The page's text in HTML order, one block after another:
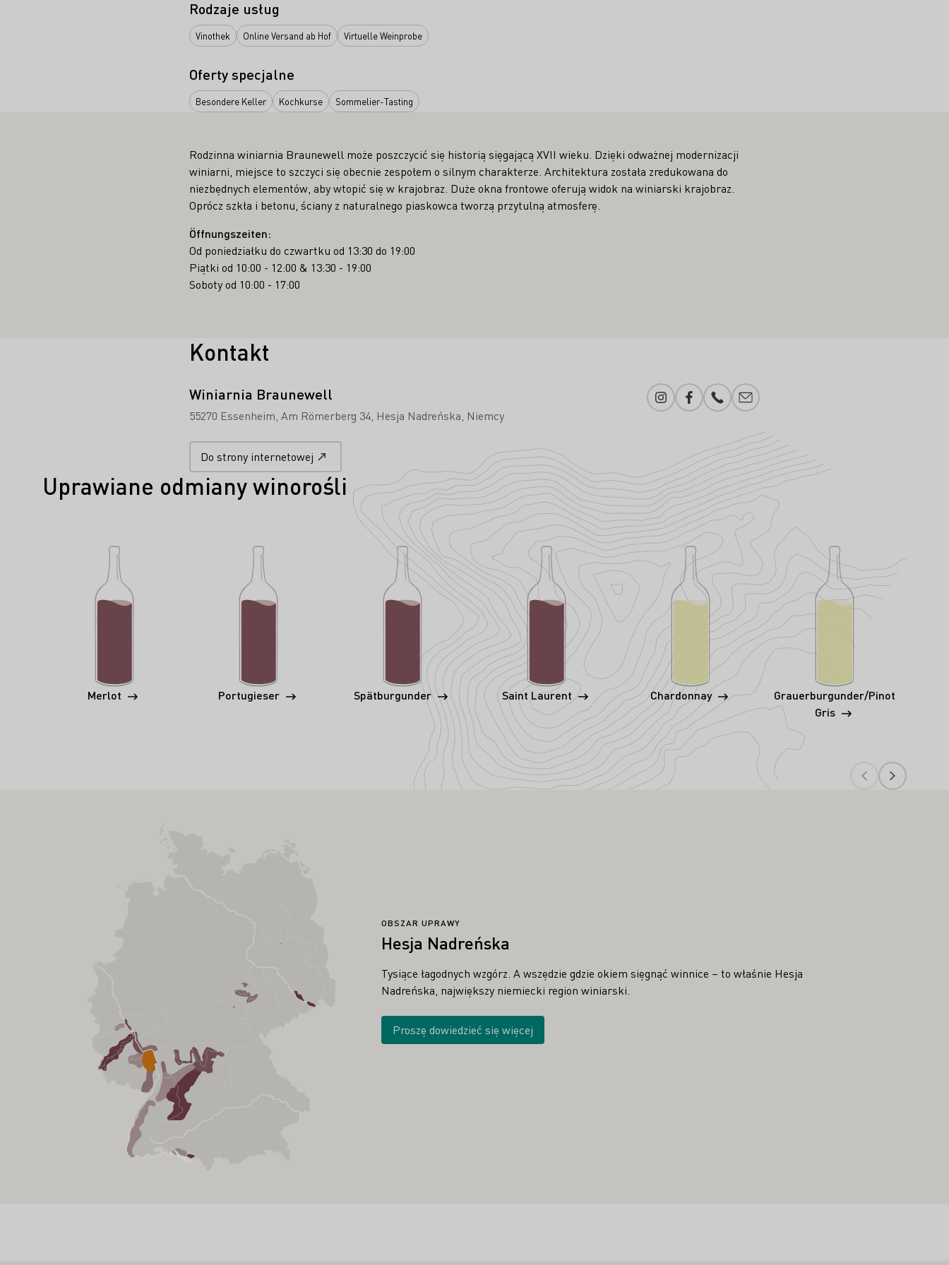
Rodzaje usług
Vinothek Online Versand ab Hof Virtuelle Weinprobe
Oferty specjalne
Besondere Keller Kochkurse Sommelier-Tasting
Rodzinna winiarnia Braunewell może poszczycić się historią sięgającą XVII wieku. Dzięki odważnej modernizacji
winiarni, miejsce to szczyci się obecnie zespołem o silnym charakterze. Architektura została zredukowana do
niezbędnych elementów, aby wtopić się w krajobraz. Duże okna frontowe oferują widok na winiarski krajobraz.
Oprócz szkła i betonu, ściany z naturalnego piaskowca tworzą przytulną atmosferę.
Öffnungszeiten:
Od poniedziałku do czwartku od 13:30 do 19:00
Piątki od 10:00 - 12:00 & 13:30 - 19:00
Soboty od 10:00 - 17:00
Kontakt
Winiarnia Braunewell
55270 Essenheim Am Römerberg 34 Hesja Nadreńska Niemcy
InstagramFacebookNumer telefonu
Proszę dodać e-mail
Do strony internetowej
Uprawiane odmiany winorośli
Merlot Portugieser Spätburgunder Saint Laurent Chardonnay
Grauerburgunder/Pinot
Gris
OBSZAR UPRAWY
Hesja Nadreńska
Tysiące łagodnych wzgórz. A wszędzie gdzie okiem sięgnąć winnice – to właśnie Hesja
Nadreńska, największy niemiecki region winiarski.
Proszę dowiedzieć się więcej